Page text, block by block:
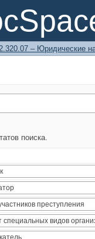
– Юридические
поиска.